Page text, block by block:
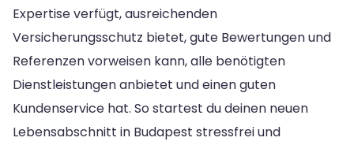
Expertise verfügt, ausreichenden
Versicherungsschutz bietet, gute Bewertungen und
Referenzen vorweisen kann, alle benötigten
Dienstleistungen anbietet und einen guten
Kundenservice hat. So startest du deinen neuen
Lebensabschnitt in Budapest stressfrei und